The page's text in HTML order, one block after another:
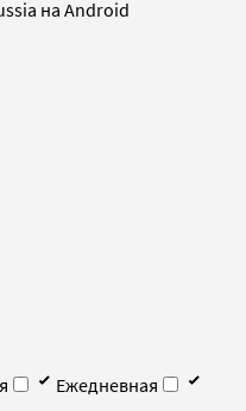
на Android
Ежедневная